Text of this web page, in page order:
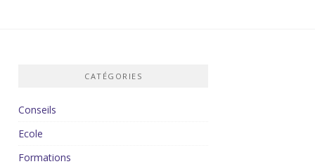
CATÉGORIES
Conseils
Ecole
Formations